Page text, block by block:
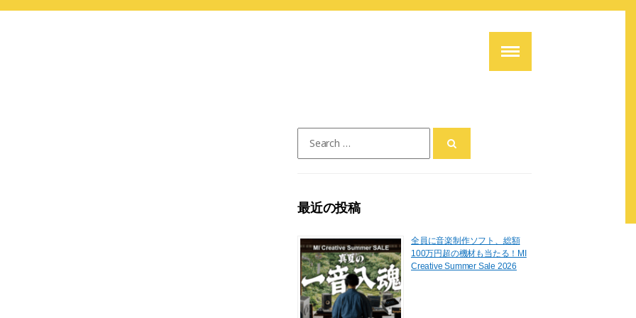
for:
最近の投稿
全員に音楽制作ソフト、総額
100万円超の機材も当たる！MI
Creative Summer Sale 2026